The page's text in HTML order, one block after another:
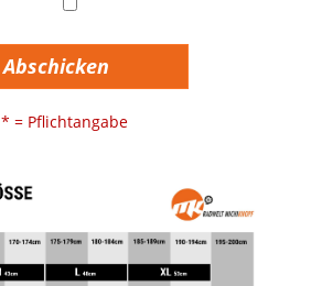
Abschicken
* = Pflichtangabe